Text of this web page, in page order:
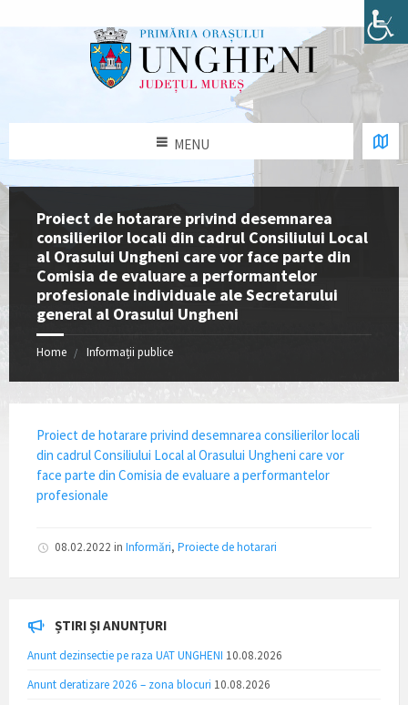
MENU
Proiect de hotarare privind desemnarea
consilierilor locali din cadrul Consiliului Local
al Orasului Ungheni care vor face parte din
Comisia de evaluare a performantelor
profesionale individuale ale Secretarului
general al Orasului Ungheni
Home Informații publice
Proiect de hotarare privind desemnarea consilierilor locali
din cadrul Consiliului Local al Orasului Ungheni care vor
face parte din Comisia de evaluare a performantelor
profesionale
08.02.2022 in Informări, Proiecte de hotarari
ȘTIRI ȘI ANUNȚURI
Anunt dezinsectie pe raza UAT UNGHENI 10.08.2026
Anunt deratizare 2026 – zona blocuri 10.08.2026